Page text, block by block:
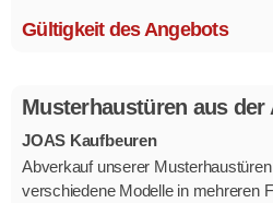
Gültigkeit des Angebots
Musterhaustüren aus der
JOAS Kaufbeuren
Abverkauf unserer
verschiedene Modelle in mehreren